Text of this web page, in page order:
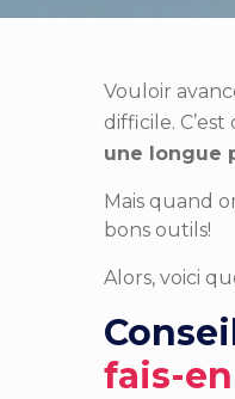
Vouloir
difficile.
une longue
Mais quand
bons outils!
Alors, voici
fais-